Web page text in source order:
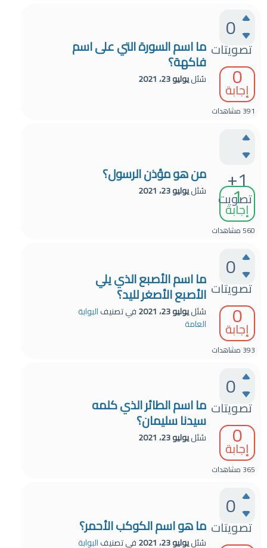
0
تصويتات
0
إجابة
391 مشاهدات
ما اسم السورة التي على اسم
فاكهة؟
سُئليوليو 23، 2021
+1
تصويت
1
إجابة
560مشاهدات
من هو مؤذن الرسول؟
سُئليوليو 23، 2021
0
تصويتات
0
إجابة
393 مشاهدات
ما اسم الأصبع الذي يلي
الأصبع الأصغر لليد؟
سُئليوليو 23، 2021 في تصنيفالبوابة
العامة
0
تصويتات
0
إجابة
365 مشاهدات
ما اسم الطائر الذي كلمه
سيدنا سليمان؟
سُئليوليو 23، 2021
0
تصويتات ما هو اسم الكوكب الأحمر؟
سُئليوليو 23، 2021 في تصنيفالبوابة